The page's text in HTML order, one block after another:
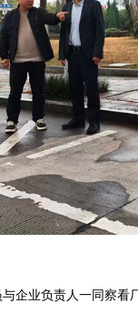
企业负责人一同察看